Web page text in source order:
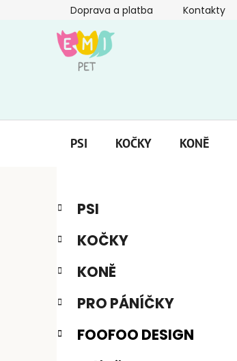
Doprava a platba Kontakty
PSI KOČKY KONĚ
P
s
r
n
n
í
Přeskočit
kategorie
K
a
e
o
i
PSI
KOČKY
KONĚ
PRO PÁNÍČKY
FOOFOO DESIGN